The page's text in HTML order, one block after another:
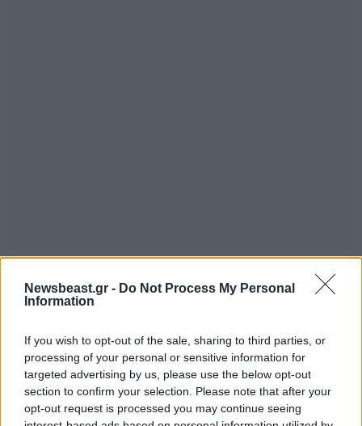
Newsbeast.gr - Do Not Process My Personal
Information
If you wish to opt-out of the sale, sharing to third parties, or
processing of your personal or sensitive information for
targeted advertising by us, please use the below opt-out
section to confirm your selection. Please note that after your
opt-out request is processed you may continue seeing